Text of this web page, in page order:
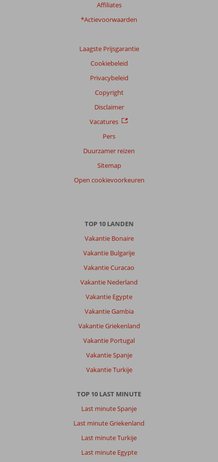
Affiliates
*Actievoorwaarden
Laagste Prijsgarantie
Cookiebeleid
Privacybeleid
Copyright
Disclaimer
Vacatures
Pers
Duurzamer reizen
Sitemap
Open cookievoorkeuren
TOP 10 LANDEN
Vakantie Bonaire
Vakantie Bulgarije
Vakantie Curacao
Vakantie Nederland
Vakantie Egypte
Vakantie Gambia
Vakantie Griekenland
Vakantie Portugal
Vakantie Spanje
Vakantie Turkije
TOP 10 LAST MINUTE
Last minute Spanje
Last minute Griekenland
Last minute Turkije
Last minute Egypte